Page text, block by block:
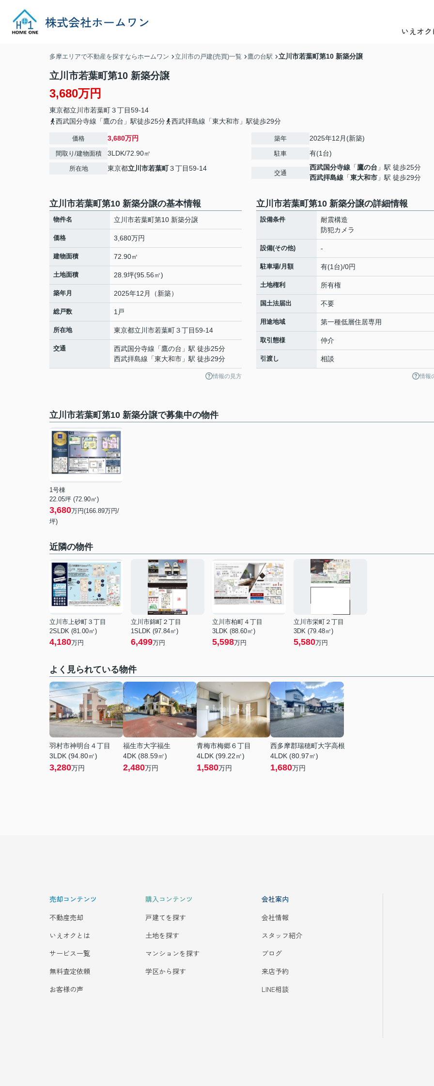
いえオ
多摩エリアで不動産を探すならホームワン 立川市の戸建(売買)一覧 鷹の台駅 立川市若葉町第10 新築分譲
立川市若葉町第10 新築分譲
3,680万円
東京都立川市若葉町３丁目59-14
西武国分寺線「鷹の台」駅徒歩25分
西武拝島線「東大和市」駅徒歩29分
価格 3,680万円
間取り/建物面積 3LDK/72.90㎡
所在地 東京都立川市若葉町３丁目59-14
築年 2025年12月(新築)
駐車 有(1台)
交通
西武国分寺線 「鷹の台 」駅 徒歩25分
西武拝島線 「東大和市 」駅 徒歩29分
立川市若葉町第10 新築分譲の基本情報
物件名 立川市若葉町第10 新築分譲
価格 3,680万円
建物面積 72.90㎡
土地面積 28.9坪(95.56㎡)
築年月 2025年12月（新築）
総戸数 1戸
所在地 東京都立川市若葉町３丁目59-14
交通 西武国分寺線 「鷹の台 」駅 徒歩25分
西武拝島線 「東大和市 」駅 徒歩29分
情報の見方
立川市若葉町第10 新築分譲の詳細情報
設備条件
耐震構造
防犯カメラ
設備(その他) -
駐車場/月額 有(1台)/0円
土地権利 所有権
国土法届出 不要
用途地域 第一種低層住居専用
取引態様 仲介
引渡し 相談
情報
立川市若葉町第10 新築分譲で募集中の物件
1号棟
22.05坪 (72.90㎡)
3,680万円(166.89万円/
坪)
近隣の物件
立川市上砂町３丁目
2SLDK (81.00㎡)
4,180万円
立川市錦町２丁目
1SLDK (97.84㎡)
6,499万円
立川市柏町４丁目
3LDK (88.60㎡)
5,598万円
立川市栄町２丁目
3DK (79.48㎡)
5,580万円
よく見られている物件
羽村市神明台４丁目
3LDK (94.80㎡)
3,280万円
福生市大字福生
4DK (88.59㎡)
2,480万円
青梅市梅郷６丁目
4LDK (99.22㎡)
1,580万円
西多摩郡瑞穂町大字高根
4LDK (80.97㎡)
1,680万円
売却コンテンツ
不動産売却
いえオクとは
サービス一覧
無料査定依頼
お客様の声
購入コンテンツ
戸建てを探す
土地を探す
マンションを探す
学区から探す
会社案内
会社情報
スタッフ紹介
ブログ
来店予約
LINE相談